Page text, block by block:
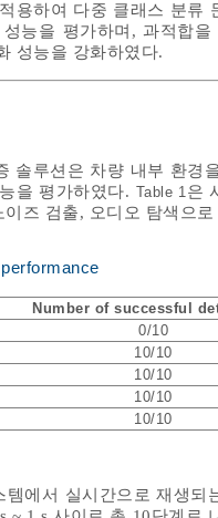
용하여 다중 클래스 분
능을 평가하며, 과적합
성능을 강화하였다.
솔루션은 차량 내부 환경
을 평가하였다. Table 1은
즈 검출, 오디오 탐색으
Number of successful
0/10
10/10
10/10
10/10
10/10
에서 실시간으로 재생